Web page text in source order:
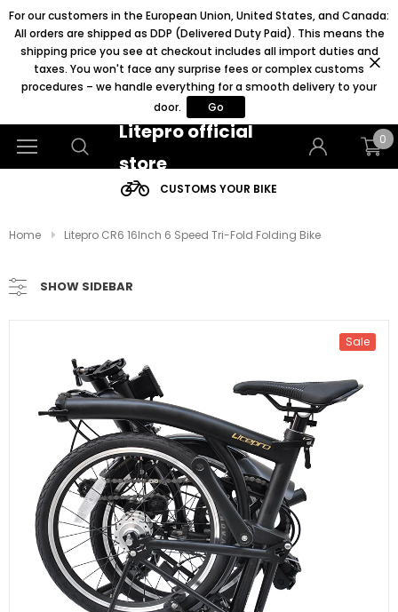
For our customers in the European Union, United States, and Canada:
All orders are shipped as DDP (Delivered Duty Paid). This means the
shipping price you see at checkout includes all import duties and
taxes. You won't face any surprise fees or complex customs
procedures – we handle everything for a smooth delivery to your
door.
Go
Litepro official
store
0
CUSTOMS YOUR BIKE
Home Litepro CR6 16Inch 6 Speed Tri-Fold Folding Bike
SHOW SIDEBAR
Sale